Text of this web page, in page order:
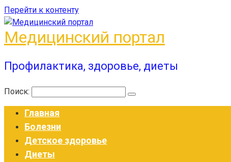
Перейти к контенту
Медицинский портал
Профилактика, здоровье, диеты
Поиск:
Главная
Болезни
Детское здоровье
Диеты